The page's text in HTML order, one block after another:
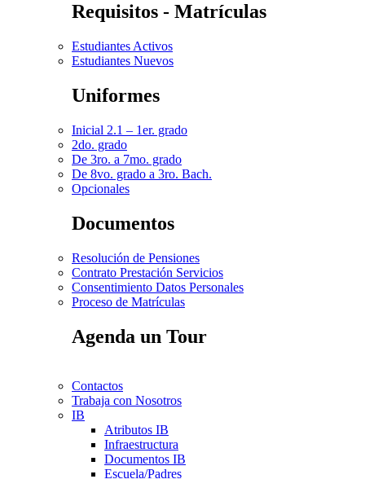
Requisitos - Matrículas
Estudiantes Activos
Estudiantes Nuevos
Uniformes
Inicial 2.1 – 1er. grado
2do. grado
De 3ro. a 7mo. grado
De 8vo. grado a 3ro. Bach.
Opcionales
Documentos
Resolución de Pensiones
Contrato Prestación Servicios
Consentimiento Datos Personales
Proceso de Matrículas
Agenda un Tour
Contactos
Trabaja con Nosotros
IB
Atributos IB
Infraestructura
Documentos IB
Escuela/Padres